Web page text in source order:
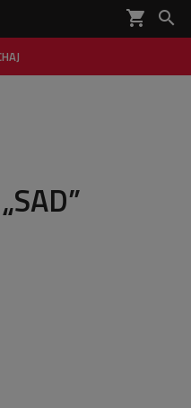
shopping_cart 
